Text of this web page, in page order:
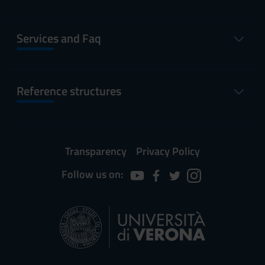
Services and Faq
Reference structures
Transparency
Privacy Policy
Follow us on: